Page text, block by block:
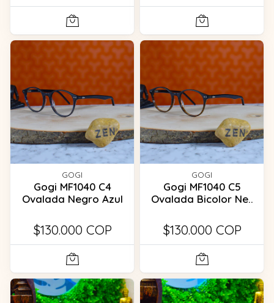
GOGI
Gogi MF1040 C4
Ovalada Negro Azul
$130.000 COP
GOGI
Gogi MF1040 C5
Ovalada Bicolor Ne..
$130.000 COP